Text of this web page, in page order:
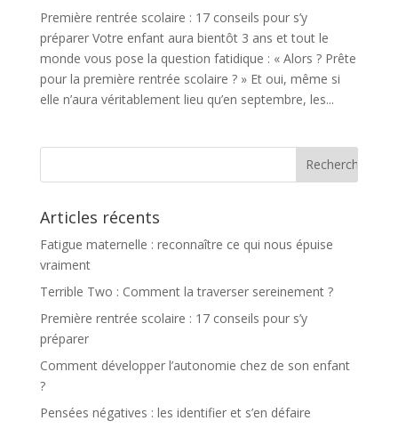
Première rentrée scolaire : 17 conseils pour s’y
préparer Votre enfant aura bientôt 3 ans et tout le
monde vous pose la question fatidique : « Alors ? Prête
pour la première rentrée scolaire ? » Et oui, même si
elle n’aura véritablement lieu qu’en septembre, les...
Articles récents
Fatigue maternelle : reconnaître ce qui nous épuise
vraiment
Terrible Two : Comment la traverser sereinement ?
Première rentrée scolaire : 17 conseils pour s’y
préparer
Comment développer l’autonomie chez de son enfant
?
Pensées négatives : les identifier et s’en défaire